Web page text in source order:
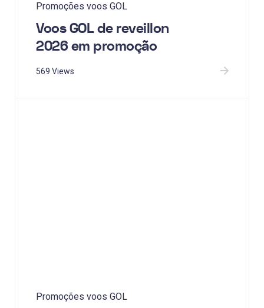
Promoções voos GOL
Voos GOL de reveillon
2026 em promoção
569 Views
Promoções voos GOL